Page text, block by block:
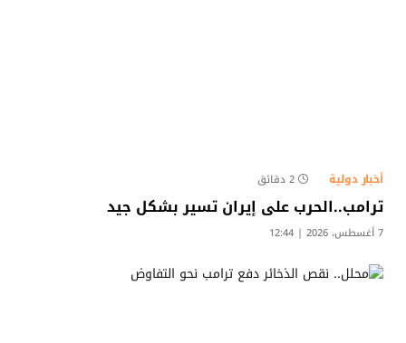
أخبار دولية 2 دقائق
ترامب..الحرب على إيران تسير بشكل جيد
7 أغسطس، 2026 | 12:44